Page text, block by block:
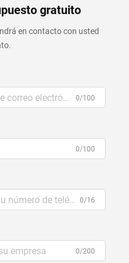
gratuito
en contacto con usted
0/100
0/100
0/16
0/200